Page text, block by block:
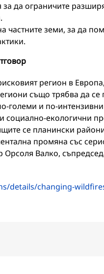
да ограничите
частните земи, за да
регион в
също трябва да
и по-
социално-екологични
се планински
промяна със
Валко,
details/changing-